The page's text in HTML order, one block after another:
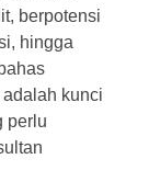
berpotensi
hingga
kunci
perlu